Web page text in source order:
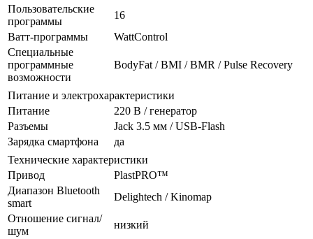
Пользовательские
программы
16
Ватт-программы
WattControl
Специальные
программные
возможности
BodyFat / BMI / BMR / Pulse Recovery
Питание и электрохарактеристики
Питание
220 В / генератор
Разъемы
Jack 3.5 мм / USB-Flash
Зарядка смартфона
да
Технические характеристики
Привод
PlastPRO™
Диапазон Bluetooth
smart
Delightech / Kinomap
Отношение сигнал/
шум
низкий